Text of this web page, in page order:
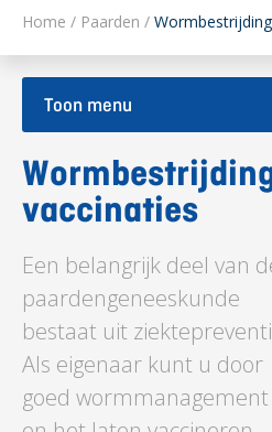
Home / Paarden /
Toon menu
vaccinaties
Een belangrijk deel van
paardengeneeskunde
bestaat uit
Als eigenaar kunt u door
goed wormmanagement